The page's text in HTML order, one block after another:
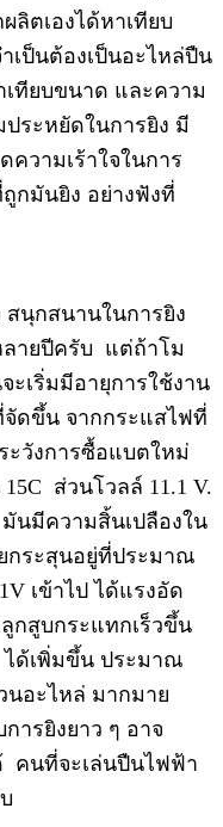
ลิตเองได้หาเทียบ
เป็นต้องเป็นอะไหล่ปืน
ทียบขนาด และความ
ระหยัดในการยิง มี
ความเร้าใจในการ
กมันยิง อย่างฟังที่
สนุกสนานในการยิง
ลายปีครับ แต่ถ้าโม
ะเริ่มมีอายุการใช้งาน
จัดขึ้น จากกระแสไฟที่
ะวังการซื้อแบตใหม่
ส่วนโวลล์ 11.1 V.
นมีความสิ้นเปลืองใน
กระสุนอยู่ที่ประมาณ
เข้าไป ได้แรงอัด
กสูบกระแทกเร็วขึ้น
ด้เพิ่มขึ้น ประมาณ
นอะไหล่ มากมาย
ารยิงยาว ๆ อาจ
คนที่จะเล่นปืนไฟฟ้า